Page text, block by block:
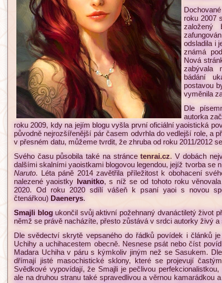
roku 2007
odsladila i
známá
Nová
zabývala
bádání
postavou
vyměnila
Dle
autorka
roku 2009, kdy na jejím blogu vyšla první oficiální yaoistická
původně nejrozšířenější pár časem odvrhla do vedlejší role, a
v přesném datu, můžeme tvrdit, že zhruba od roku 2011/2012
Svého času působila také na stráncetenrai.cz. V dobách
dalšími skalními yaoistkami blogovou legendou, jejíž tvorba se
Naruto. Léta páně 2014 zavětřila příležitost k obohacení
nalezené yaoistky Ivanitko, s níž se od tohoto roku
2020. Od roku 2020 sdílí vášeň k psaní yaoi s novou
čtenářkou) Daenerys.
Smajli blogukončil svůj aktivní požehnaný dvanáctiletý život
němž se právě nacházíte, přesto zůstává v srdci autorky živý
Dle svědectví skrytě vepsaného do řádků povídek i článků
Uchihy a uchihacestem obecně. Nesnese psát nebo číst
Madara Uchiha v páru s kýmkoliv jiným než se Sasukem.
dřímají jisté masochistické sklony, které se projevují
Svědkové vypovídají, že Smajli je pečlivou
ale na druhou stranu také spravedlivou a věrnou kamarádkou